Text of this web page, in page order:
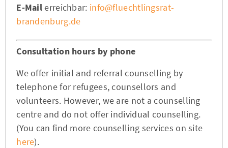
E-Mailerreichbar: info@fluechtlingsrat-
brandenburg.de
Consultation hours by phone
We offer initial and referral counselling by
telephone for refugees, counsellors and
volunteers. However, we are not a counselling
centre and do not offer individual counselling.
(You can find more counselling services on site
here).